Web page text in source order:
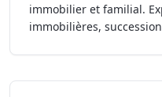
immobilier et familial.
immobilières,